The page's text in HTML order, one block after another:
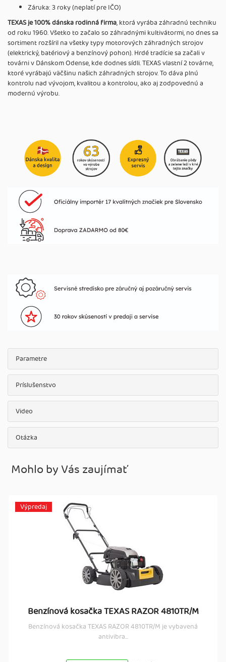
Záruka: 3 roky (neplatí pre IČO)
TEXAS je 100% dánska rodinná firma, ktorá vyrába záhradnú techniku
od roku 1960. Všetko to začalo so záhradnými kultivátormi, no dnes sa
sortiment rozšíril na všetky typy motorových záhradných strojov
(elektrický, batériový a benzínový pohon). Hrdé tradície sa začali v
továrni v Dánskom Odense, kde dodnes sídli. TEXAS vlastní 2 továrne,
ktoré vyrábajú väčšinu našich záhradných strojov. To dáva plnú
kontrolu nad vývojom, kvalitou a kontrolou, ako aj zodpovednú a
modernú výrobu.
Parametre
Príslušenstvo
Video
Otázka
Mohlo by Vás zaujímať
Výpredaj
Benzínová kosačka TEXAS RAZOR 4810TR/M
Benzínová kosačka TEXAS RAZOR 4810TR/M je vybavená
antivibra...